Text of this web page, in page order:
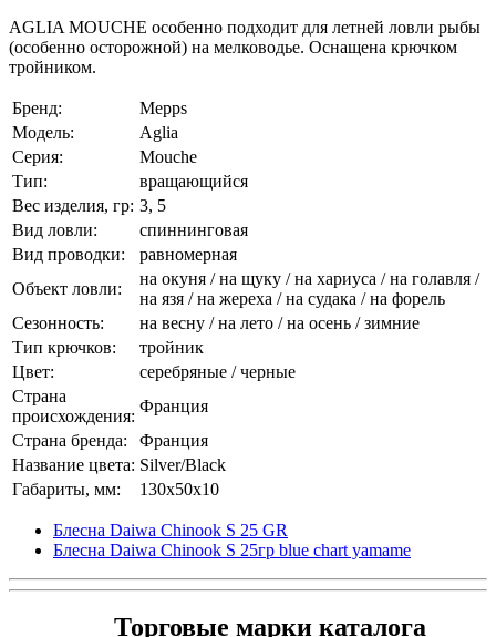
AGLIA MOUCHE особенно подходит для летней ловли рыбы
(особенно осторожной) на мелководье. Оснащена крючком
тройником.
Бренд:
Mepps
Модель:
Aglia
Серия:
Mouche
Тип:
вращающийся
Вес изделия, гр: 3, 5
Вид ловли:
спиннинговая
Вид проводки:
равномерная
Объект ловли:
на окуня / на щуку / на хариуса / на голавля /
на язя / на жереха / на судака / на форель
Сезонность:
на весну / на лето / на осень / зимние
Тип крючков:
тройник
Цвет:
серебряные / черные
Страна
происхождения:
Франция
Страна бренда:
Франция
Название цвета: Silver/Black
Габариты, мм:
130x50x10
Блесна Daiwa Chinook S 25 GR
Блесна Daiwa Chinook S 25гр blue chart yamame
Торговые марки каталога